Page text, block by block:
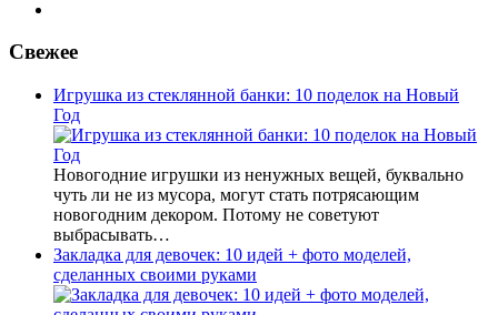
Свежее
Игрушка из стеклянной банки: 10 поделок на Новый
Год
Новогодние игрушки из ненужных вещей, буквально
чуть ли не из мусора, могут стать потрясающим
новогодним декором. Потому не советуют
выбрасывать…
Закладка для девочек: 10 идей + фото моделей,
сделанных своими руками